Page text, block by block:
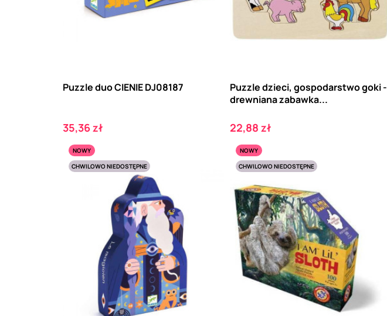
Puzzle duo CIENIE DJ08187
Cena
35,36 zł
Puzzle dzieci, gospodarstwo goki -
drewniana zabawka...
Cena
22,88 zł
NOWY
CHWILOWO NIEDOSTĘPNE
NOWY
CHWILOWO NIEDOSTĘPNE